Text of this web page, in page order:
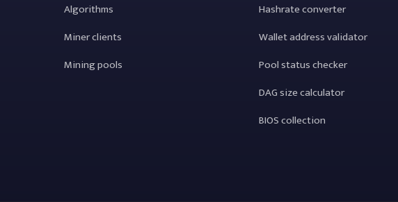
Algorithms
Miner clients
Mining pools
Hashrate converter
Wallet address validator
Pool status checker
DAG size calculator
BIOS collection